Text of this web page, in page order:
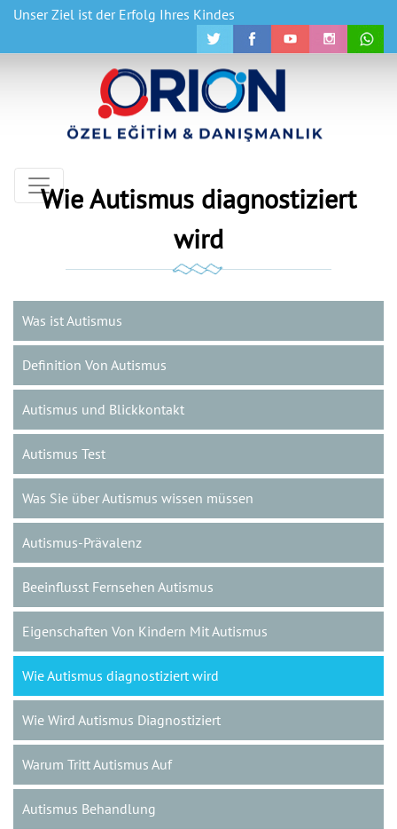
Unser Ziel ist der Erfolg Ihres Kindes
Wie Autismus diagnostiziert
wird
Was ist Autismus
Definition Von Autismus
Autismus und Blickkontakt
Autismus Test
Was Sie über Autismus wissen müssen
Autismus-Prävalenz
Beeinflusst Fernsehen Autismus
Eigenschaften Von Kindern Mit Autismus
Wie Autismus diagnostiziert wird
Wie Wird Autismus Diagnostiziert
Warum Tritt Autismus Auf
Autismus Behandlung